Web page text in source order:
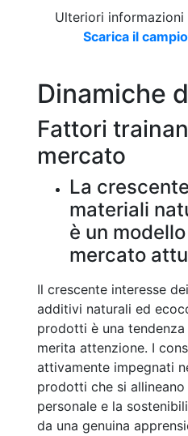
Ulteriori
Scarica il
Dinamiche
Fattori
mercato
La
materiali
è un
mercato
Il crescente interesse
additivi naturali ed
prodotti è una
merita attenzione. I
attivamente impegnati
prodotti che si
personale e la
da una genuina